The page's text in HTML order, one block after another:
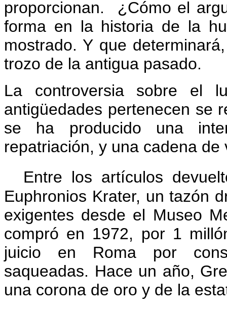
proporcionan.
¿Cómo el
forma en la historia de la
mostrado. Y que
trozo de la antigua pasado.
La controversia sobre el
antigüedades pertenecen se
se ha producido una
repatriación, y una cadena
Entre los artículos
Euphronios Krater, un tazón
exigentes desde el Museo
compró en 1972, por 1
juicio en Roma por
saqueadas. Hace un año,
una corona de oro y de la